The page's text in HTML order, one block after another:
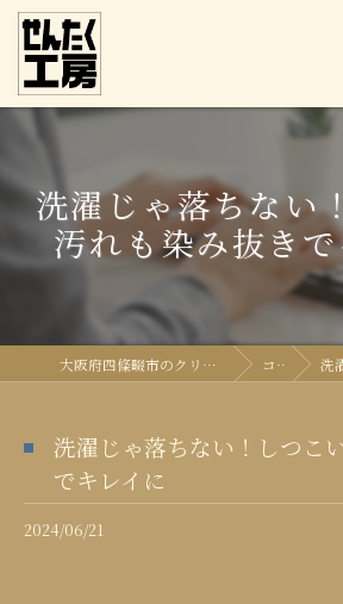
洗濯じゃ落ちない
汚れも染み抜き
大阪府四條畷市のクリーニングならせんたく工房 コラム 洗濯
洗濯じゃ落ちない！しつこ
でキレイに
2024/06/21